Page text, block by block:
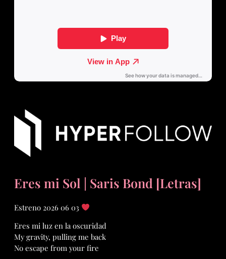
Eres mi Sol | Saris Bond [Letras]
Estreno 2026 06 03
Eres mi luz en la oscuridad
My gravity, pulling me back
No escape from your fire